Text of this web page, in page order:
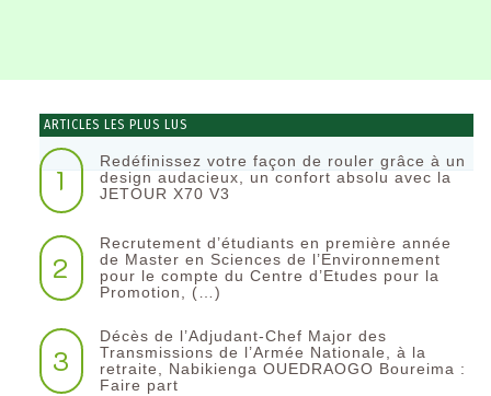
ARTICLES LES PLUS LUS
1
Redéfinissez votre façon de rouler grâce à un
design audacieux, un confort absolu avec la
JETOUR X70 V3
2
Recrutement d’étudiants en première année
de Master en Sciences de l’Environnement
pour le compte du Centre d’Etudes pour la
Promotion, (…)
3
Décès de l’Adjudant-Chef Major des
Transmissions de l’Armée Nationale, à la
retraite, Nabikienga OUEDRAOGO Boureima :
Faire part